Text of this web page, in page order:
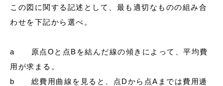
この図に関する記述として、最も適切なものの組み合
わせを下記から選べ。
a 原点Oと点Bを結んだ線の傾きによって、平均費
用が求まる。
b 総費用曲線を見ると、点Dから点Aまでは費用逓